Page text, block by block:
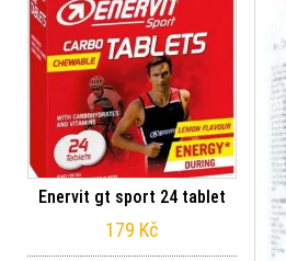
Enervit gt sport 24 tablet
179 Kč